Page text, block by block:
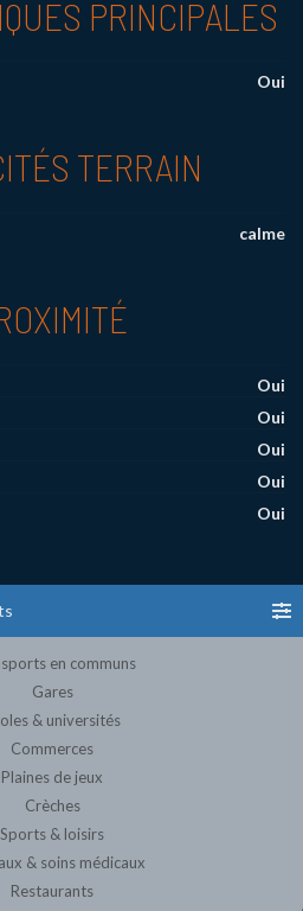
PRINCIPALES
Oui
TERRAIN
calme
Oui
Oui
Oui
Oui
Oui
en communs
Gares
& universités
Commerces
Plaines de jeux
Crèches
Sports & loisirs
& soins médicaux
Restaurants